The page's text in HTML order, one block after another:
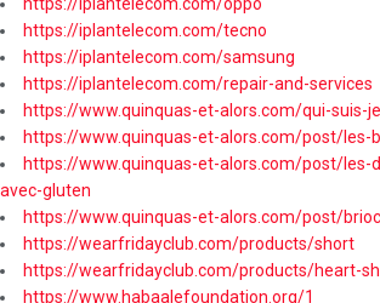
https://iplantelecom.com/tecno
https://iplantelecom.com/samsung
https://iplantelecom.com/repair-and-services
https://www.quinquas-et-alors.com/qui-suis-je
https://www.quinquas-et-alors.com/post/les-
https://www.quinquas-et-alors.com/post/
avec-gluten
https://www.quinquas-et-alors.com/post/
https://wearfridayclub.com/products/short
https://wearfridayclub.com/products/heart-
https://www.habaalefoundation.org/1